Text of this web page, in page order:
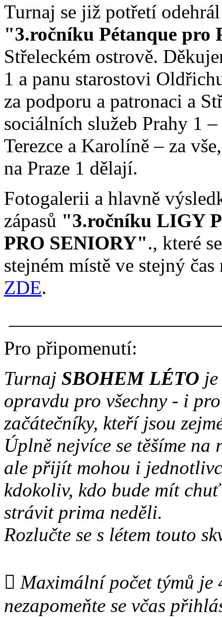
Turnaj se již potřetí
"3.ročníku Pétanque pro
Střeleckém ostrově.
1 a panu starostovi
za podporu a patronaci a
sociálních služeb Prahy 1
Terezce a Karolíně – za
na Praze 1 dělají.
Fotogalerii a hlavně
zápasů "3.ročníku LIGY
PRO SENIORY"., které
stejném místě ve stejný čas
ZDE.
Pro připomenutí:
Turnaj SBOHEM LÉTO
opravdu pro všechny - i
začátečníky, kteří jsou
Úplně nejvíce se těšíme na
ale přijít mohou i
kdokoliv, kdo bude mít
strávit prima neděli.
Rozlučte se s létem touto
 Maximální počet týmů
nezapomeňte se včas